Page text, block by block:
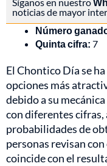
noticias de mayor
Número
Quinta cifra: 7
El Chontico Día se
opciones más
debido a su
con diferentes cifras,
probabilidades de
personas revisan
coincide con el